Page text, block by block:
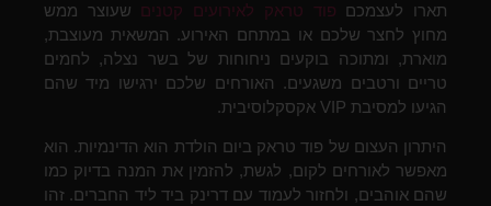
תארו לעצמכם פוד טראק לאירועים קטנים שעוצר ממש
מחוץ לחצר שלכם או במתחם האירוע. המשאית מעוצבת,
מוארת, ומתוכה בוקעים ניחוחות של בשר נצלה, לחמים
טריים ורטבים משגעים. האורחים שלכם ירגישו מיד שהם
הגיעו למסיבת VIP אקסקלוסיבית.
היתרון העצום של פוד טראק ביום הולדת הוא הדינמיות. הוא
מאפשר לאורחים לקום, לגשת, להזמין את המנה בדיוק כמו
שהם אוהבים, ולחזור לעמוד עם דרינק ביד ליד החברים. זהו